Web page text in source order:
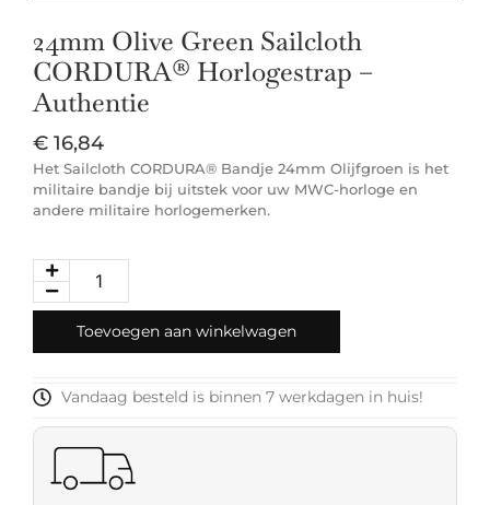
24mm Olive Green Sailcloth
CORDURA® Horlogestrap –
Authentie
€ 16,84
Het Sailcloth CORDURA® Bandje 24mm Olijfgroen is het
militaire bandje bij uitstek voor uw MWC-horloge en
andere militaire horlogemerken.
Toevoegen aan winkelwagen
Vandaag besteld is binnen 7 werkdagen in huis!